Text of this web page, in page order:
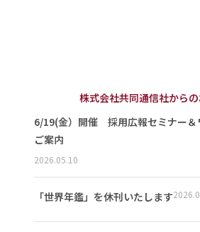
株式会社共同通信社から
6/19(金）開催 採用広報セミナー＆
ご案内
2026.05.10
「世界年鑑」を休刊いたします